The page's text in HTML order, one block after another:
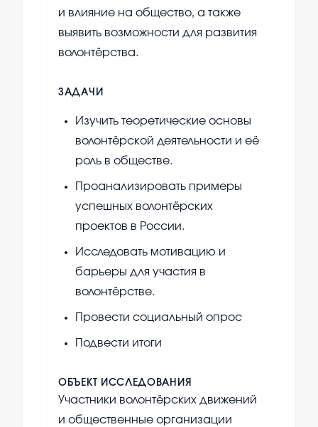
и влияние на общество, а также
выявить возможности для развития
волонтёрства.
ЗАДАЧИ
Изучить теоретические основы
волонтёрской деятельности и её
роль в обществе.
Проанализировать примеры
успешных волонтёрских
проектов в России.
Исследовать мотивацию и
барьеры для участия в
волонтёрстве.
Провести социальный опрос
Подвести итоги
ОБЪЕКТ ИССЛЕДОВАНИЯ
Участники волонтёрских движений
и общественные организации